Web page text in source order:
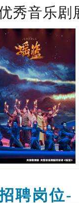
秀音乐剧
聘岗位-